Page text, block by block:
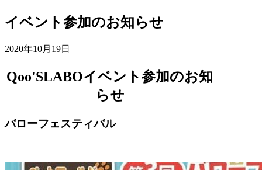
イベント参加のお知らせ
2020年10月19日
Qoo'SLABOイベント参加のお知
らせ
バローフェスティバル